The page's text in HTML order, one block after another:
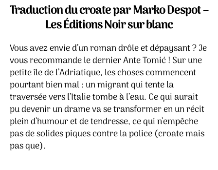
Ante
Traduction du croate par Marko Despot –
Les Éditions Noir sur blanc
Vous avez envie d’un roman drôle et dépaysant ? Je
vous recommande le dernier Ante Tomić ! Sur une
petite île de l’Adriatique, les choses commencent
pourtant bien mal : un migrant qui tente la
traversée vers l’Italie tombe à l’eau. Ce qui aurait
pu devenir un drame va se transformer en un récit
plein d’humour et de tendresse, ce qui n’empêche
pas de solides piques contre la police (croate mais
pas que).